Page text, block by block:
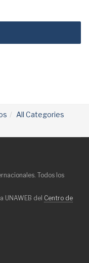
All Categories
Todos los
UNAWEB del Centro de